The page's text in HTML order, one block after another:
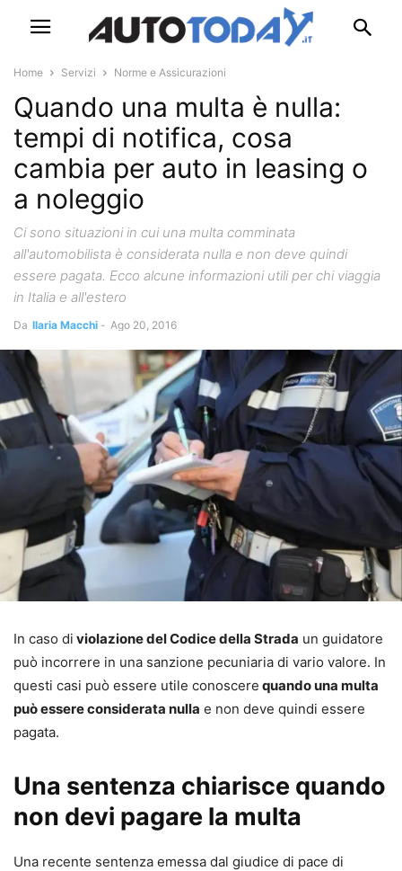
Home Servizi Norme e Assicurazioni
Quando una multa è nulla:
tempi di notifica, cosa
cambia per auto in leasing o
a noleggio
Ci sono situazioni in cui una multa comminata
all'automobilista è considerata nulla e non deve quindi
essere pagata. Ecco alcune informazioni utili per chi viaggia
in Italia e all'estero
Da Ilaria Macchi - Ago 20, 2016
In caso di violazione del Codice della Strada un guidatore
può incorrere in una sanzione pecuniaria di vario valore. In
questi casi può essere utile conoscere quando una multa
può essere considerata nulla e non deve quindi essere
pagata.
Una sentenza chiarisce quando
non devi pagare la multa
Una recente sentenza emessa dal giudice di pace di